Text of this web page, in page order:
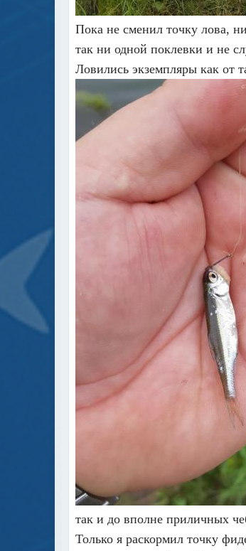
Пока не сменил точку лова,
так ни одной поклевки и не
Ловились экземпляры как от
так и до вполне приличных
Только я раскормил точку